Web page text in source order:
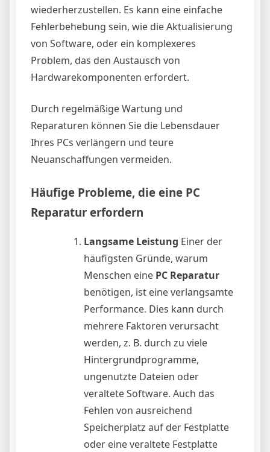
wiederherzustellen. Es kann eine einfache
Fehlerbehebung sein, wie die Aktualisierung
von Software, oder ein komplexeres
Problem, das den Austausch von
Hardwarekomponenten erfordert.
Durch regelmäßige Wartung und
Reparaturen können Sie die Lebensdauer
Ihres PCs verlängern und teure
Neuanschaffungen vermeiden.
Häufige Probleme, die eine PC
Reparatur erfordern
Langsame Leistung Einer der
häufigsten Gründe, warum
Menschen eine PC Reparatur
benötigen, ist eine verlangsamte
Performance. Dies kann durch
mehrere Faktoren verursacht
werden, z. B. durch zu viele
Hintergrundprogramme,
ungenutzte Dateien oder
veraltete Software. Auch das
Fehlen von ausreichend
Speicherplatz auf der Festplatte
oder eine veraltete Festplatte